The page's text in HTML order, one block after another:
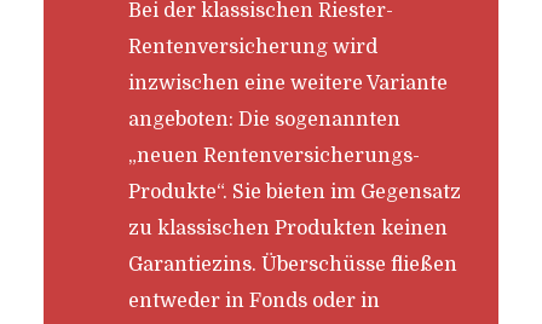
Bei der klassischen Riester-
Rentenversicherung wird
inzwischen eine weitere Variante
angeboten: Die sogenannten
„neuen Rentenversicherungs-
Produkte“. Sie bieten im Gegensatz
zu klassischen Produkten keinen
Garantiezins. Überschüsse fließen
entweder in Fonds oder in